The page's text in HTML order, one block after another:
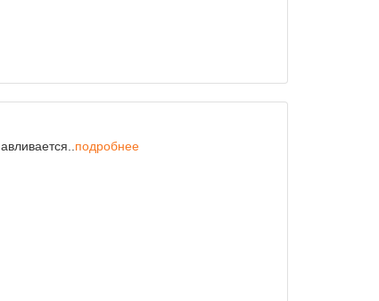
подробнее